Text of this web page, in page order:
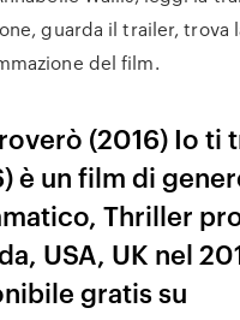
guarda il trailer, trova
del film.
(2016) Io ti
è un film di
Thriller
USA, UK nel
gratis su